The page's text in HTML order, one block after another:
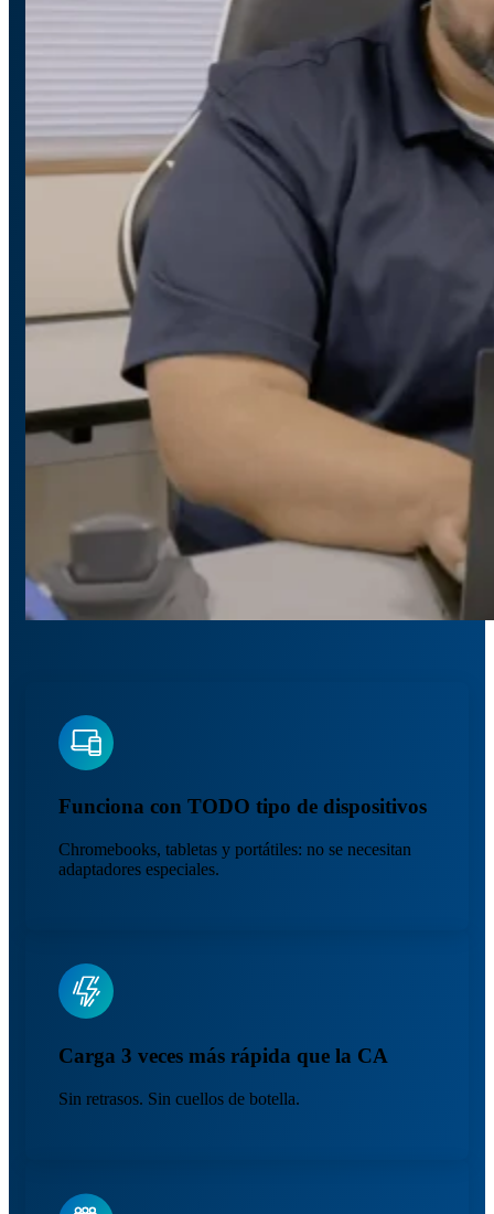
Funciona con TODO tipo de dispositivos
Chromebooks, tabletas y portátiles: no se necesitan
adaptadores especiales.
Carga 3 veces más rápida que la CA
Sin retrasos. Sin cuellos de botella.